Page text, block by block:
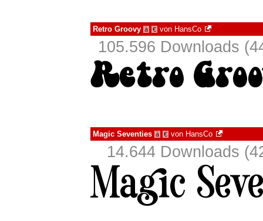
Retro Groovy à € von HansCo
105.596 Downloads
Magic Seventies à € von HansCo
14.644 Downloads